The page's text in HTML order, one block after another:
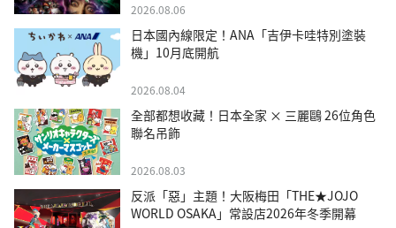
2026.08.06
日本國內線限定！ANA「吉伊卡哇特別塗裝
機」10月底開航
2026.08.04
全部都想收藏！日本全家 × 三麗鷗 26位角色
聯名吊飾
2026.08.03
反派「惡」主題！大阪梅田「THE★JOJO
WORLD OSAKA」常設店2026年冬季開幕